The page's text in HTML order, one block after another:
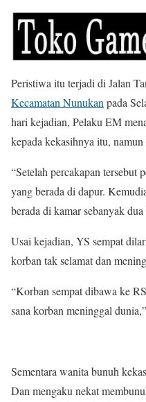
Peristiwa itu terjadi di Jalan
Kecamatan Nunukanpada
hari kejadian, Pelaku EM
kepada kekasihnya itu,
“Setelah percakapan tersebut
yang berada di dapur.
berada di kamar sebanyak
Usai kejadian, YS sempat
korban tak selamat dan
“Korban sempat dibawa ke
sana korban meninggal
Sementara wanita bunuh
Dan mengaku nekat